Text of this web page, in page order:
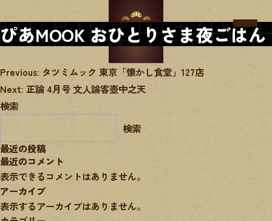
ぴあMOOK おひとりさま夜ごはん
投
ナ
ビ
シ
ョ
ン
Previous: タツミムック 東京「懐かし食堂」127店
Next: 正論 4月号 文人論客壺中之天
検索
検索
最近の投稿
最近のコメント
表示できるコメントはありません。
アーカイブ
表示するアーカイブはありません。